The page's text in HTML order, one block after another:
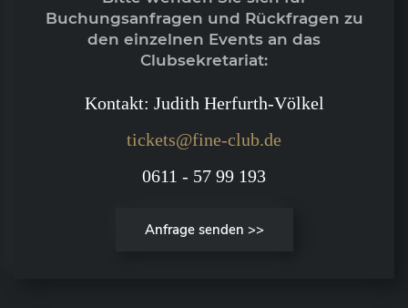
Buchungsanfragen und Rückfragen zu
den einzelnen Events an das
Clubsekretariat:
Kontakt: Judith Herfurth-Völkel
tickets@fine-club.de
0611 - 57 99 193
Anfrage senden >>